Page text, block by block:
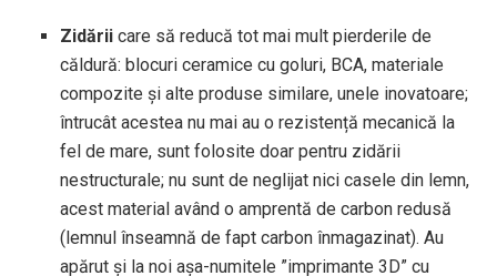
Zidăriicare să reducă tot mai mult pierderile de
căldură: blocuri ceramice cu goluri, BCA, materiale
compozite și alte produse similare, unele inovatoare;
întrucât acestea nu mai au o rezistență mecanică la
fel de mare, sunt folosite doar pentru zidării
nestructurale; nu sunt de neglijat nici casele din lemn,
acest material având o amprentă de carbon redusă
(lemnul înseamnă de fapt carbon înmagazinat). Au
apărut și la noi așa-numitele ”imprimante 3D” cu